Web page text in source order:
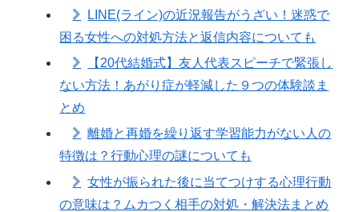
LINE(ライン)の近況報告がうざい！迷惑で
困る女性への対処方法と返信内容についても
【20代結婚式】友人代表スピーチで緊張し
ない方法！あがり症が軽減した９つの体験談ま
とめ
離婚と再婚を繰り返す学習能力がない人の
特徴は？行動心理の謎についても
女性が振られた後に当てつけする心理行動
の意味は？ムカつく相手の対処・解決法まとめ